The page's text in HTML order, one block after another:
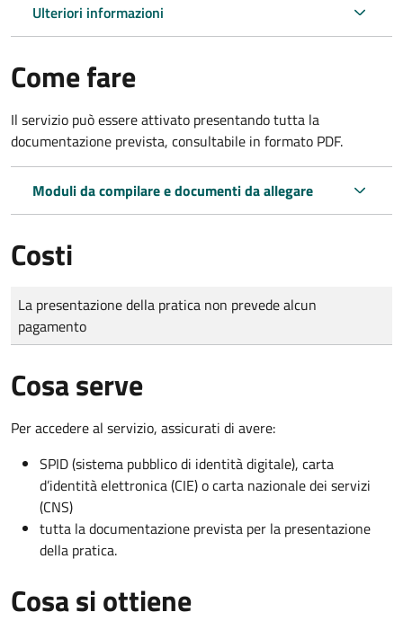
Ulteriori informazioni
Come fare
Il servizio può essere attivato presentando tutta la
documentazione prevista, consultabile in formato PDF.
Moduli da compilare e documenti da allegare
Costi
Tipo di pagamento
Importo
La presentazione della pratica non prevede alcun
pagamento
Cosa serve
Per accedere al servizio, assicurati di avere:
SPID (sistema pubblico di identità digitale), carta
d’identità elettronica (CIE) o carta nazionale dei servizi
(CNS)
tutta la documentazione prevista per la presentazione
della pratica.
Cosa si ottiene